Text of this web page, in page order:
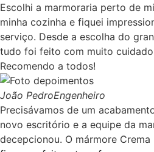
Escolhi a marmoraria perto de
minha cozinha e fiquei
serviço. Desde a escolha do
tudo foi feito com muito
Recomendo a todos!
João PedroEngenheiro
Precisávamos de um
novo escritório e a equipe da
decepcionou. O mármore